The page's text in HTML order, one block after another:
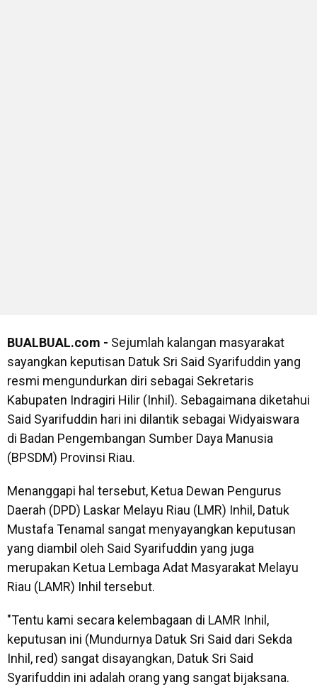
BUALBUAL.com - Sejumlah kalangan masyarakat
sayangkan keputisan Datuk Sri Said Syarifuddin yang
resmi mengundurkan diri sebagai Sekretaris
Kabupaten Indragiri Hilir (Inhil). Sebagaimana diketahui
Said Syarifuddin hari ini dilantik sebagai Widyaiswara
di Badan Pengembangan Sumber Daya Manusia
(BPSDM) Provinsi Riau.
Menanggapi hal tersebut, Ketua Dewan Pengurus
Daerah (DPD) Laskar Melayu Riau (LMR) Inhil, Datuk
Mustafa Tenamal sangat menyayangkan keputusan
yang diambil oleh Said Syarifuddin yang juga
merupakan Ketua Lembaga Adat Masyarakat Melayu
Riau (LAMR) Inhil tersebut.
"Tentu kami secara kelembagaan di LAMR Inhil,
keputusan ini (Mundurnya Datuk Sri Said dari Sekda
Inhil, red) sangat disayangkan, Datuk Sri Said
Syarifuddin ini adalah orang yang sangat bijaksana.